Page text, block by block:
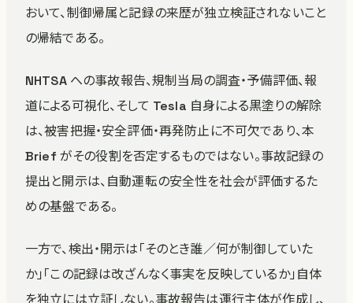
おいて、制御帰属と記録の来歴が独立検証されないこと
の帰結である。
NHTSA への事故報告、規制当局の調査・予備評価、報
道による可視化、そして Tesla 自身による黒塗りの解除
は、被害把握・安全評価・再発防止に不可欠であり、本
Brief がその役割を否定するものではない。事故記録の
提出と開示は、自動運転の安全性を社会が評価するた
めの基盤である。
一方で、検出・開示は「そのとき誰／何が制御していた
か」「この記録は改ざんなく事実を反映しているか」自体
を独立には立証しない。事故報告は運行主体が作成し、